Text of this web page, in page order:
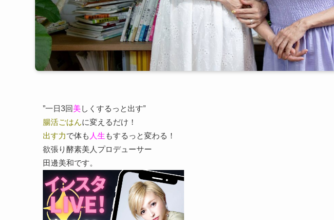
”一日3回 美 しくするっと出す”
腸活ごはんに変えるだけ！
出す力で体も 人生 もするっと変わる！
欲張り酵素美人プロデューサー
田邊美和です。